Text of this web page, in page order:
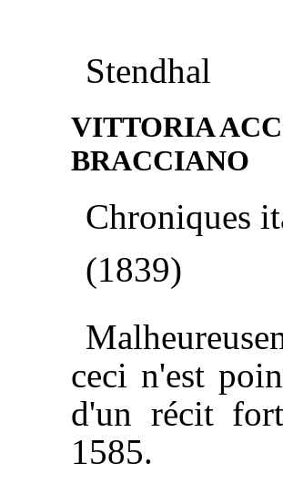
Stendhal
VITTORIA
BRACCIANO
Chroniques
(1839)
ceci n'est
d'un récit
1585.